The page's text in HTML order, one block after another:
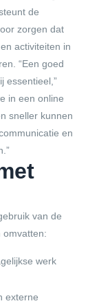
de
zorgen dat
activiteiten in
“Een goed
essentieel,”
in een online
sneller kunnen
en
van de
omvatten:
werk
externe